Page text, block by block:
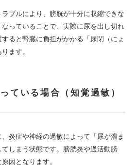
ブルにより、膀胱が十分に収縮できな
っていることで、実際に尿を出し切れ
ると腎臓に負担がかかる「尿閉（にょ
ます。
ている場合（知覚過敏）
炎症や神経の過敏によって「尿が溜ま
しまう状態です。膀胱炎や過活動膀
因となります。